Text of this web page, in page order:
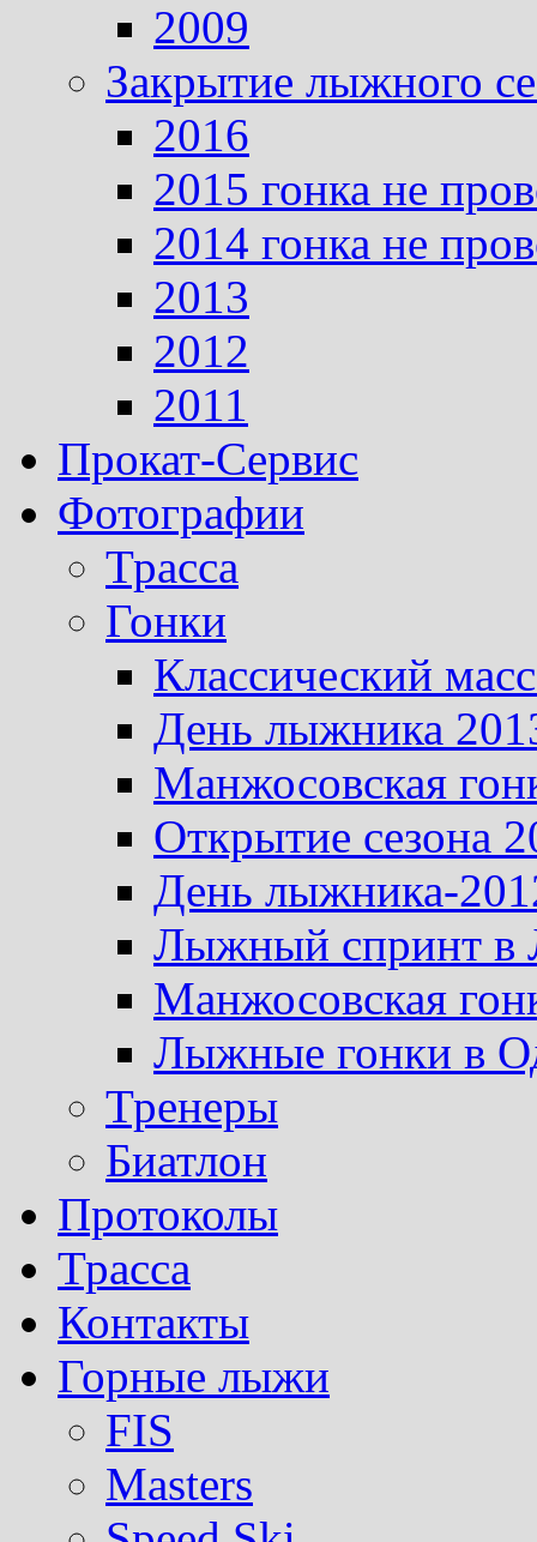
2009
Закрытие лыжного
2016
2015 гонка не
2014 гонка не
2013
2012
2011
Прокат-Сервис
Фотографии
Трасса
Гонки
Классический
День лыжника
Манжосовская
Открытие сезона
День лыжника-
Лыжный спринт в
Манжосовская
Лыжные гонки в
Тренеры
Биатлон
Протоколы
Трасса
Контакты
Горные лыжи
FIS
Masters